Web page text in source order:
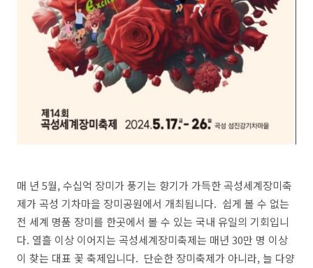
매 년 5월, 수십억 장미가 풍기는 향기가 가득한 곡성세계장미축
제가 곡성 기차마을 장미공원에서 개최됩니다. 쉽게 볼 수 없는
전 세계 명품 장미를 한곳에서 볼 수 있는 국내 유일의 기회입니
다. 열흘 이상 이어지는 곡성세계장미축제는 매년 30만 명 이상
이 찾는 대표 꽃 축제입니다. 단순한 장미축제가 아니라, 늘 다양